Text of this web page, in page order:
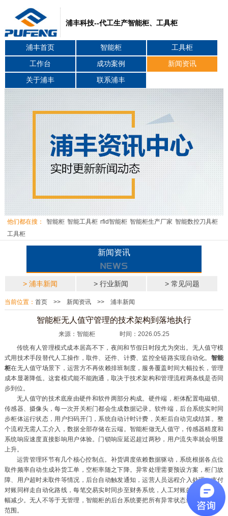
浦丰科技--代工生产智能柜、工具柜
浦丰首页 智能柜 工具柜
工作台 成功案例 新闻资讯
关于浦丰 联系浦丰
他们都在搜： 智能柜 智能工具柜 rfid智能柜 智能柜生产厂家 智能数控刀具柜
工具柜
新闻资讯
> 浦丰新闻 > 行业新闻 > 常见问题
当前位置： 首页>> 新闻资讯>> 浦丰新闻
智能柜无人值守管理的技术架构到落地执行
来源：智能柜 时间：2026.05.25
传统有人管理模式成本居高不下，夜间和节假日时段尤为突出。无人值守模
式用技术手段替代人工操作，取件、还件、计费、监控全链路实现自动化。 智能
柜在无人值守场景下，运营方不再依赖排班制度，服务覆盖时间大幅拉长，管理
成本显著降低。这套模式能不能跑通，取决于技术架构和管理流程两条线是否同
步到位。
无人值守的技术底座由硬件和软件两部分构成。硬件端，柜体配置电磁锁、
传感器、摄像头，每一次开关柜门都会生成数据记录。软件端，后台系统实时同
步柜体运行状态，用户扫码开门，系统自动计时计费，关柜后自动完成结算。整
个流程无需人工介入，数据全部存储在云端。智能柜做无人值守，传感器精度和
系统响应速度直接影响用户体验。门锁响应延迟超过两秒，用户流失率就会明显
上升。
运营管理环节有几个核心控制点。补货调度依赖数据驱动，系统根据各点位
取件频率自动生成补货工单，空柜率随之下降。异常处理需要预设方案，柜门故
障、用户超时未取件等情况，后台自动触发通知，运营人员远程介入处理。支付
对账同样走自动化路线，每笔交易实时同步至财务系统，人工对账的差错风险大
幅减少。无人不等于无管理，智能柜的后台系统要把所有异常状态纳入实时监控
范围。